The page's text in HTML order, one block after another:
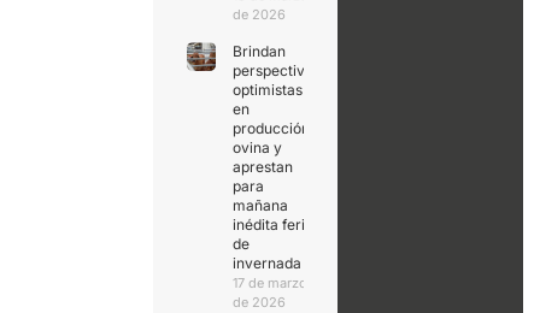
de 2026
Brindan
perspectivas
optimistas
en
producción
ovina y
aprestan
para
mañana
inédita feria
de
invernada
17 de marzo
de 2026